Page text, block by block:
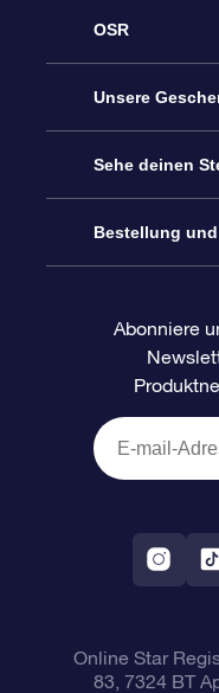
OSR
Service
Kontakt
Blog
Bewertungen
Unsere
Sterne
OSR-
OSR-
Firmengeschenke
Sehe deinen
Sternregister
Personalisierte
One Million Stars
VR-App
Bestellung
Sternbilder
Abonniere
Online Star
83, 7324 BT